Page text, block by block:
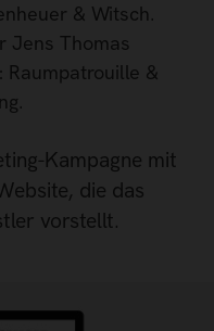
& Witsch.
Jens Thomas
&
Kampagne mit
die das
vorstellt.